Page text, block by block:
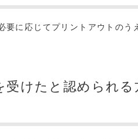
に応じてプリントアウトのう
受けたと認められ